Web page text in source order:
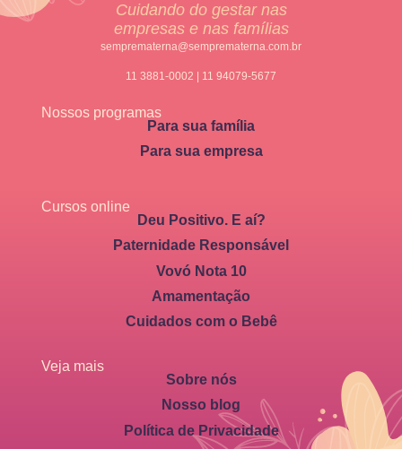
Cuidando do gestar nas
empresas e nas famílias
semprematerna@semprematerna.com.br
11 3881-0002 | 11 94079-5677
Nossos programas
Para sua família
Para sua empresa
Cursos online
Deu Positivo. E aí?
Paternidade Responsável
Vovó Nota 10
Amamentação
Cuidados com o Bebê
Veja mais
Sobre nós
Nosso blog
Política de Privacidade